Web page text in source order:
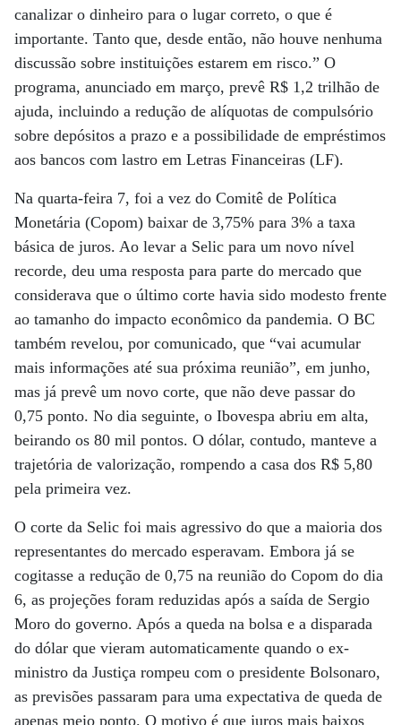
canalizar o dinheiro para o lugar correto, o que é
importante. Tanto que, desde então, não houve nenhuma
discussão sobre instituições estarem em risco.” O
programa, anunciado em março, prevê R$ 1,2 trilhão de
ajuda, incluindo a redução de alíquotas de compulsório
sobre depósitos a prazo e a possibilidade de empréstimos
aos bancos com lastro em Letras Financeiras (LF).
Na quarta-feira 7, foi a vez do Comitê de Política
Monetária (Copom) baixar de 3,75% para 3% a taxa
básica de juros. Ao levar a Selic para um novo nível
recorde, deu uma resposta para parte do mercado que
considerava que o último corte havia sido modesto frente
ao tamanho do impacto econômico da pandemia. O BC
também revelou, por comunicado, que “vai acumular
mais informações até sua próxima reunião”, em junho,
mas já prevê um novo corte, que não deve passar do
0,75 ponto. No dia seguinte, o Ibovespa abriu em alta,
beirando os 80 mil pontos. O dólar, contudo, manteve a
trajetória de valorização, rompendo a casa dos R$ 5,80
pela primeira vez.
O corte da Selic foi mais agressivo do que a maioria dos
representantes do mercado esperavam. Embora já se
cogitasse a redução de 0,75 na reunião do Copom do dia
6, as projeções foram reduzidas após a saída de Sergio
Moro do governo. Após a queda na bolsa e a disparada
do dólar que vieram automaticamente quando o ex-
ministro da Justiça rompeu com o presidente Bolsonaro,
as previsões passaram para uma expectativa de queda de
apenas meio ponto. O motivo é que juros mais baixos